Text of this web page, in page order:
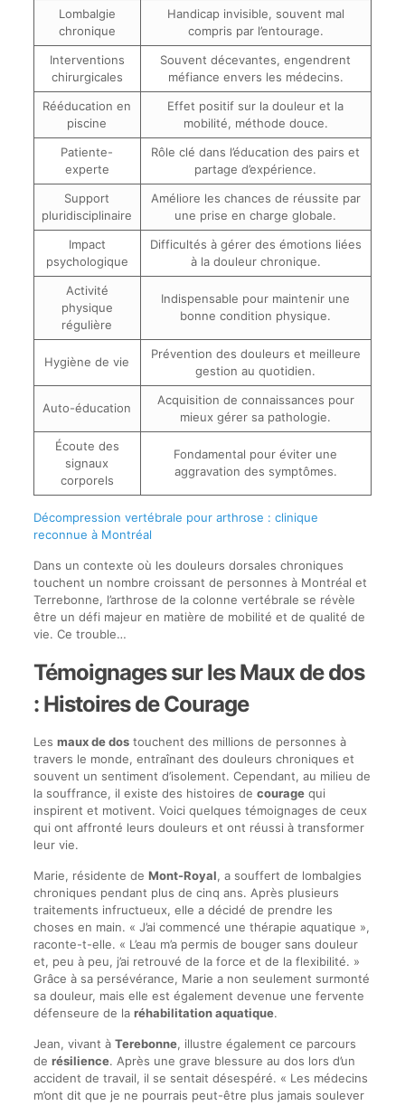
Lombalgie
chronique
Handicap invisible, souvent mal
compris par l’entourage.
Interventions
chirurgicales
Souvent décevantes, engendrent
méfiance envers les médecins.
Rééducation en
piscine
Effet positif sur la douleur et la
mobilité, méthode douce.
Patiente-
experte
Rôle clé dans l’éducation des pairs et
partage d’expérience.
Support
pluridisciplinaire
Améliore les chances de réussite par
une prise en charge globale.
Impact
psychologique
Difficultés à gérer des émotions liées
à la douleur chronique.
Activité
physique
régulière
Indispensable pour maintenir une
bonne condition physique.
Hygiène de vie
Prévention des douleurs et meilleure
gestion au quotidien.
Auto-éducation
Acquisition de connaissances pour
mieux gérer sa pathologie.
Écoute des
signaux
corporels
Fondamental pour éviter une
aggravation des symptômes.
Décompression vertébrale pour arthrose : clinique
reconnue à Montréal
Dans un contexte où les douleurs dorsales chroniques
touchent un nombre croissant de personnes à Montréal et
Terrebonne, l’arthrose de la colonne vertébrale se révèle
être un défi majeur en matière de mobilité et de qualité de
vie. Ce trouble…
Témoignages sur les Maux de dos
: Histoires de Courage
Les maux de dostouchent des millions de personnes à
travers le monde, entraînant des douleurs chroniques et
souvent un sentiment d’isolement. Cependant, au milieu de
la souffrance, il existe des histoires de couragequi
inspirent et motivent. Voici quelques témoignages de ceux
qui ont affronté leurs douleurs et ont réussi à transformer
leur vie.
Marie, résidente de Mont-Royal, a souffert de lombalgies
chroniques pendant plus de cinq ans. Après plusieurs
traitements infructueux, elle a décidé de prendre les
choses en main. « J’ai commencé une thérapie aquatique »,
raconte-t-elle. « L’eau m’a permis de bouger sans douleur
et, peu à peu, j’ai retrouvé de la force et de la flexibilité. »
Grâce à sa persévérance, Marie a non seulement surmonté
sa douleur, mais elle est également devenue une fervente
défenseure de la réhabilitation aquatique.
Jean, vivant à Terebonne, illustre également ce parcours
de résilience. Après une grave blessure au dos lors d’un
accident de travail, il se sentait désespéré. « Les médecins
m’ont dit que je ne pourrais peut-être plus jamais soulever